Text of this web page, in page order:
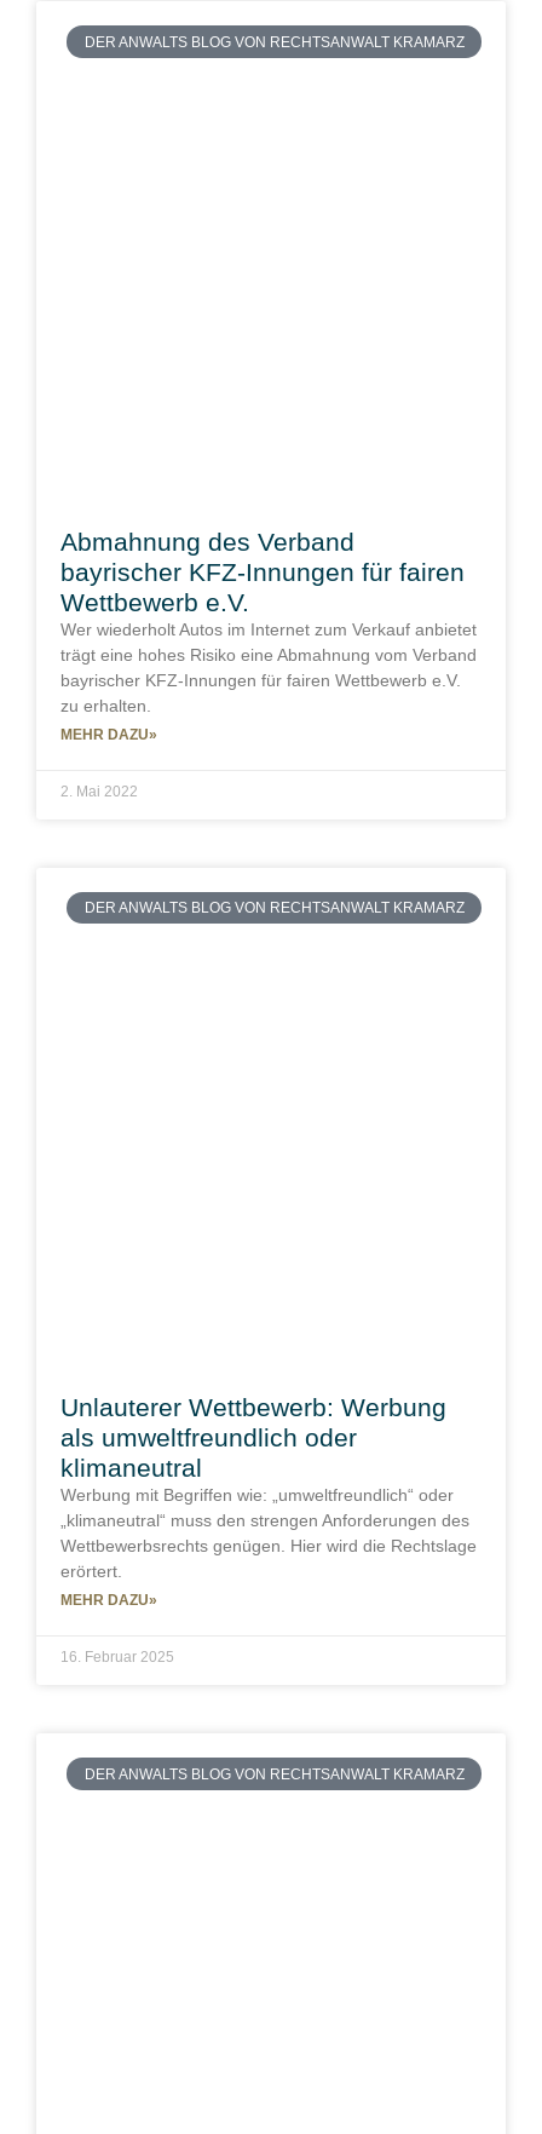
DER ANWALTS BLOG VON RECHTSANWALT KRAMARZ
Abmahnung des Verband
bayrischer KFZ-Innungen für fairen
Wettbewerb e.V.
Wer wiederholt Autos im Internet zum Verkauf anbietet
trägt eine hohes Risiko eine Abmahnung vom Verband
bayrischer KFZ-Innungen für fairen Wettbewerb e.V.
zu erhalten.
MEHR DAZU»
2. Mai 2022
DER ANWALTS BLOG VON RECHTSANWALT KRAMARZ
Unlauterer Wettbewerb: Werbung
als umweltfreundlich oder
klimaneutral
Werbung mit Begriffen wie: „umweltfreundlich“ oder
„klimaneutral“ muss den strengen Anforderungen des
Wettbewerbsrechts genügen. Hier wird die Rechtslage
erörtert.
MEHR DAZU»
16. Februar 2025
DER ANWALTS BLOG VON RECHTSANWALT KRAMARZ